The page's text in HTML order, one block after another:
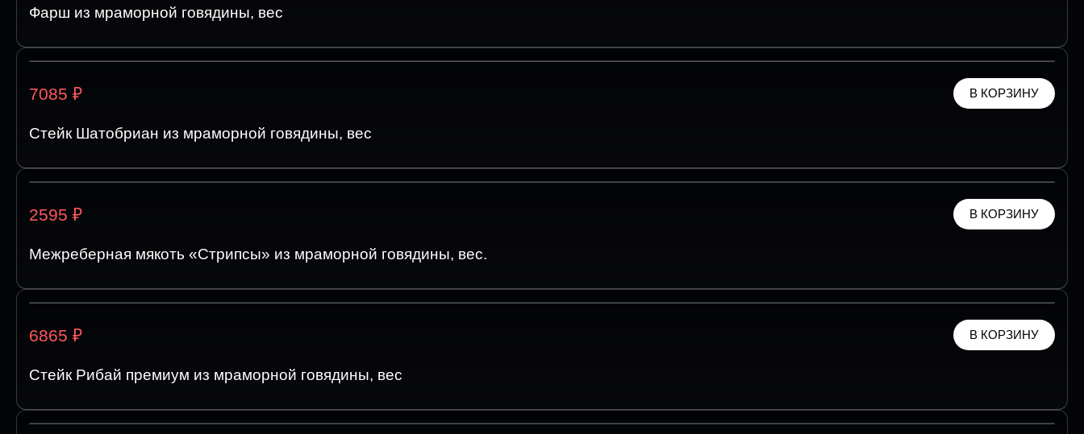
Фарш из мраморной говядины, вес
7085 ₽ В КОРЗИНУ
Стейк Шатобриан из мраморной говядины, вес
2595 ₽ В КОРЗИНУ
Межреберная мякоть «Стрипсы» из мраморной говядины, вес.
6865 ₽ В КОРЗИНУ
Стейк Рибай премиум из мраморной говядины, вес